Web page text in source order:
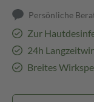
Persönliche
Zur
24h
Breites